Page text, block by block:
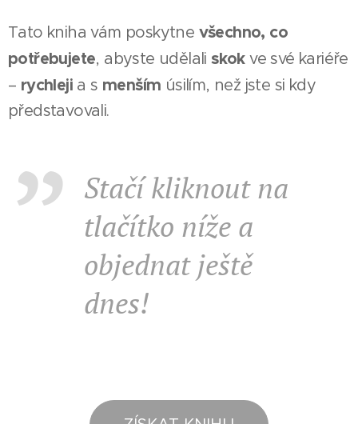
Tato kniha vám poskytne všechno, co
potřebujete, abyste udělaliskokve své kariéře
– rychleji a s menším úsilím, než jste si kdy
představovali.
Stačí kliknout na
tlačítko níže a
objednat ještě
dnes!